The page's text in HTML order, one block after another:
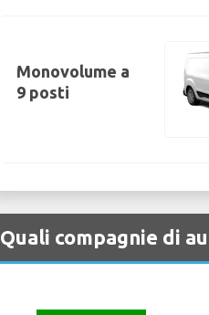
Monovolume a
9 posti
Quali compagnie di